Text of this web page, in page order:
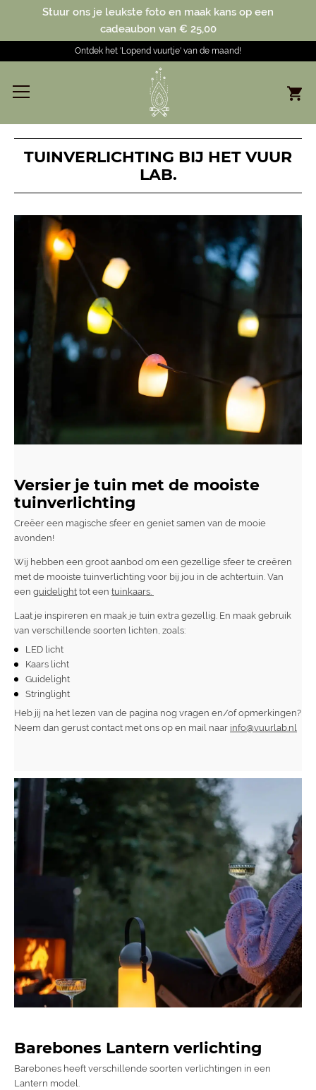
Stuur ons je leukste foto en maak kans op een
cadeaubon van € 25,00
Ontdek het 'Lopend vuurtje' van de maand!
TUINVERLICHTING BIJ HET VUUR
LAB.
Versier je tuin met de mooiste
tuinverlichting
Creëer een magische sfeer en geniet samen van de mooie
avonden!
Wij hebben een groot aanbod om een gezellige sfeer te creëren
met de mooiste tuinverlichting voor bij jou in de achtertuin. Van
een guidelight tot een tuinkaars.
Laat je inspireren en maak je tuin extra gezellig. En maak gebruik
van verschillende soorten lichten, zoals:
LED licht
Kaars licht
Guidelight
Stringlight
Heb jij na het lezen van de pagina nog vragen en/of opmerkingen?
Neem dan gerust contact met ons op en mail naar info@vuurlab.nl
Barebones Lantern verlichting
Barebones heeft verschillende soorten verlichtingen in een
Lantern model.